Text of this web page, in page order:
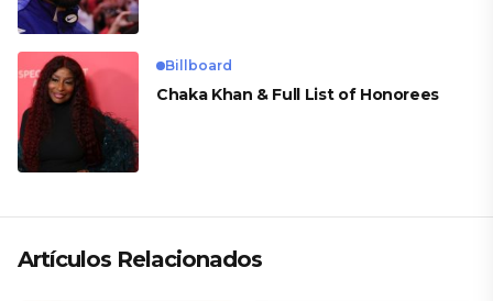
Billboard
Chaka Khan & Full List of Honorees
Artículos Relacionados